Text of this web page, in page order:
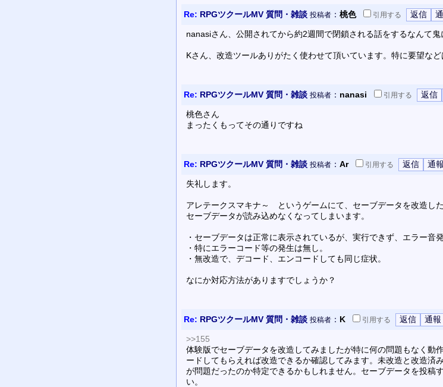
Re: RPGツクールMV 質問・雑談 投稿者 ： 桃色 引用する
nanasiさん、公開されてから約2週間で閉鎖される話をするなんて鬼
Kさん、改造ツールありがたく使わせて頂いています。特に要望な
Re: RPGツクールMV 質問・雑談 投稿者 ： nanasi 引用する
桃色さん
まったくもってその通りですね
Re: RPGツクールMV 質問・雑談 投稿者 ： Ar 引用する
失礼します。
アレテークスマキナ～ というゲームにて、セーブデータを改造した
セーブデータが読み込めなくなってしまいます。
・セーブデータは正常に表示されているが、実行できず、エラー音発
・特にエラーコード等の発生は無し。
・無改造で、デコード、エンコードしても同じ症状。
なにか対応方法がありますでしょうか？
Re: RPGツクールMV 質問・雑談 投稿者 ： K 引用する
>>155
体験版でセーブデータを改造してみましたが特に何の問題もなく動
ードしてもらえれば改造できるか確認してみます。未改造と改造済
が問題だったのか特定できるかもしれません。セーブデータを投稿
い。